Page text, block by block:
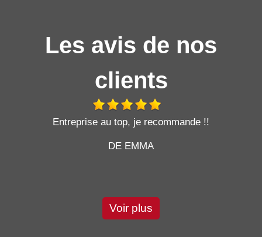
Les avis de nos
clients
Entreprise au top, je recommande !!
DE EMMA
Voir plus